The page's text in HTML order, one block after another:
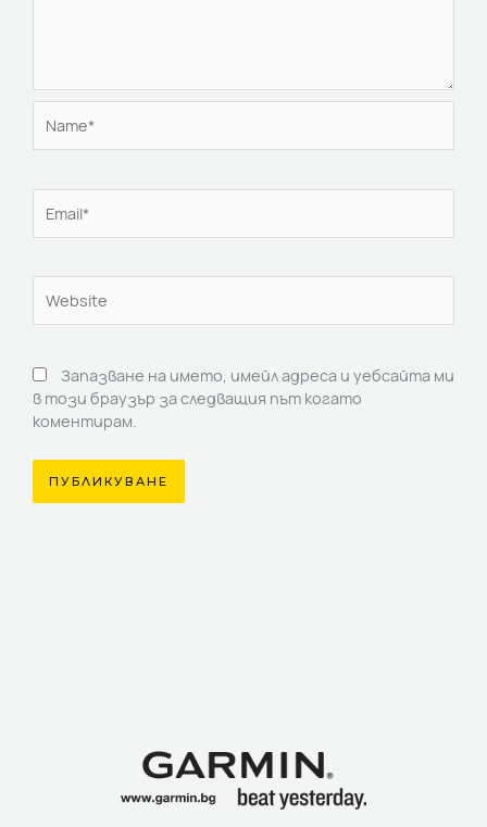
Запазване на името, имейл адреса и уебсайта ми
в този браузър за следващия път когато
коментирам.